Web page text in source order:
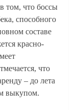
том, что боссы
способного
составе
красно-
что
– до лета
выкупом.